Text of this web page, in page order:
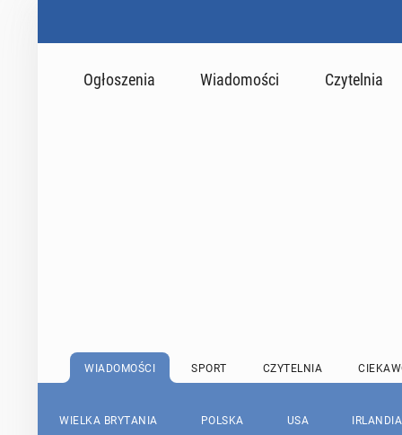
Ogłoszenia Wiadomości Czytelnia
WIADOMOŚCI SPORT CZYTELNIA
WIELKA BRYTANIA POLSKA USA IRLANDIA